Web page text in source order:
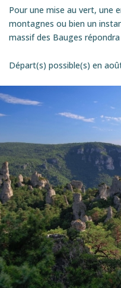
Pour une mise au vert, une
montagnes ou bien un
massif des Bauges
Départ(s) possible(s) en